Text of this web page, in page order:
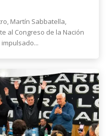
Martín Sabbatella,
al Congreso de la Nación